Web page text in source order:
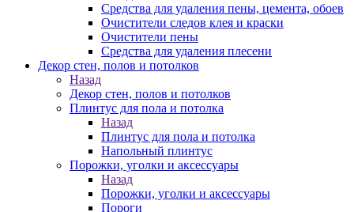
Средства для удаления пены, цемента, обоев
Очистители следов клея и краски
Очистители пены
Средства для удаления плесени
Декор стен, полов и потолков
Назад
Декор стен, полов и потолков
Плинтус для пола и потолка
Назад
Плинтус для пола и потолка
Напольный плинтус
Порожки, уголки и аксессуары
Назад
Порожки, уголки и аксессуары
Пороги